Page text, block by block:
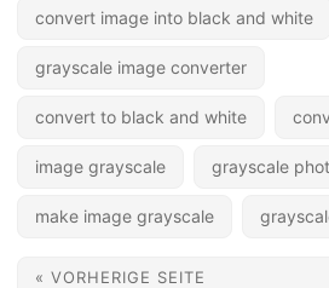
convert image into black and white
grayscale image converter
convert to black and white
image grayscale grayscale
make image grayscale
« VORHERIGE SEITE